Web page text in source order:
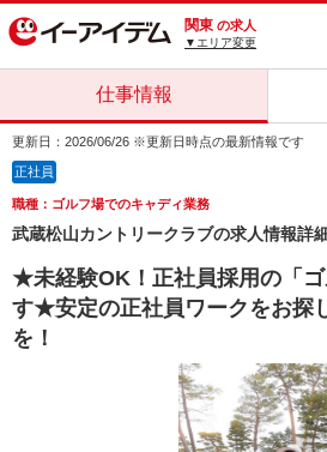
関東 の求人
▼エリア変更
仕事情報
更新日：2026/06/26 ※更新日時点の最新情報です
正社員
職種：ゴルフ場でのキャディ業務
武蔵松山カントリークラブの求人情報詳
★未経験OK！正社員採用の「
す★安定の正社員ワークをお探
を！